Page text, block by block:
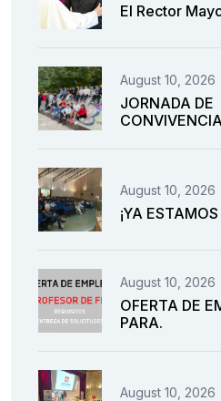
El Rector
August 10, 2026
JORNADA DE
August 10, 2026
¡YA
August 10, 2026
OFERTA DE
PARA.
August 10, 2026